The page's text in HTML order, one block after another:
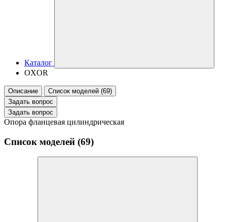
Каталог
OXOR
Описание
Список моделей (69)
Задать вопрос
Задать вопрос
Опора фланцевая цилиндрическая
Список моделей (69)